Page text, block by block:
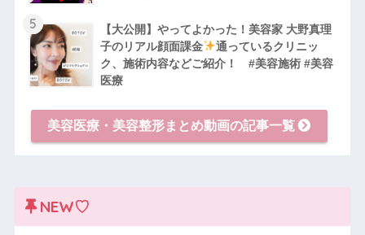
5
【大公開】やってよかった！美容家 大野真理
子のリアル顔面課金
通っているクリニッ
ク、施術内容などご紹介！ #美容施術 #美容
医療
美容医療・美容整形まとめ動画の記事一覧
NEW♡